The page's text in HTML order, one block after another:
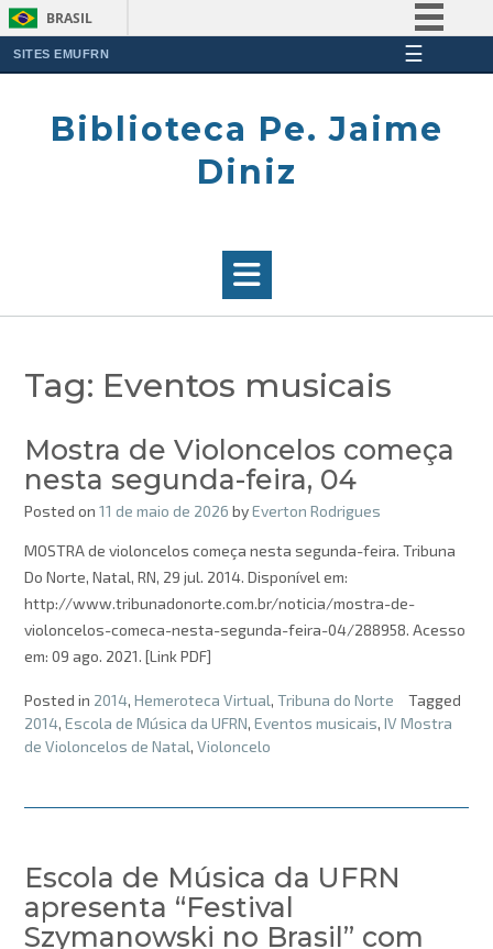
BRASIL
Participe
SITES EMUFRN ☰
Biblioteca Pe. Jaime
Diniz
Tag: Eventos musicais
Mostra de Violoncelos começa
nesta segunda-feira, 04
Posted on 11 de maio de 2026 byEverton Rodrigues
MOSTRA de violoncelos começa nesta segunda-feira. Tribuna
Do Norte, Natal, RN, 29 jul. 2014. Disponível em:
http://www.tribunadonorte.com.br/noticia/mostra-de-
violoncelos-comeca-nesta-segunda-feira-04/288958. Acesso
em: 09 ago. 2021. [Link PDF]
Posted in 2014, Hemeroteca Virtual, Tribuna do Norte
Tagged
2014, Escola de Música da UFRN, Eventos musicais, IV Mostra
de Violoncelos de Natal, Violoncelo
Escola de Música da UFRN
apresenta “Festival
Szymanowski no Brasil” com